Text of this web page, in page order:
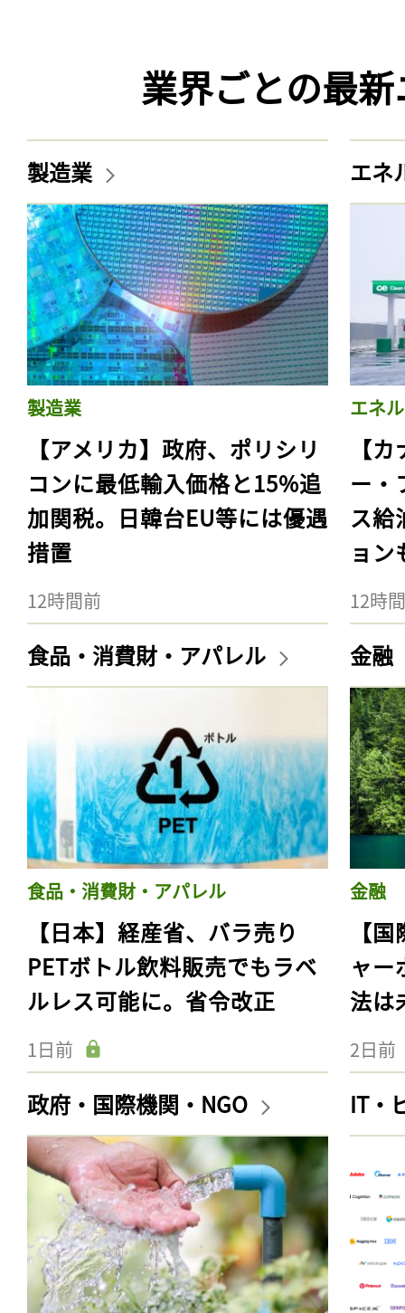
業界ごとの最
製造業
製造業
【アメリカ】政府、ポリシリ
コンに最低輸入価格と15%追
加関税。日韓台EU等には優遇
措置
12時間前
エネ
エネ
【
ー・
ス給
ョン
12時
食品・消費財・アパレル
食品・消費財・アパレル
【日本】経産省、バラ売り
PETボトル飲料販売でもラベ
ルレス可能に。省令改正
1日前
金融
金融
【
ャー
法は
2日前
政府・国際機関・NGO IT・